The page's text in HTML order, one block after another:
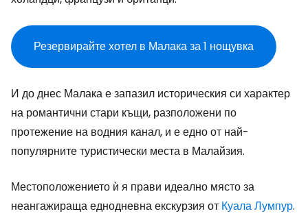
Резервирайте хотел в Малака за 1 нощувка
И до днес Малака е запазил историческия си характер
на романтични стари къщи, разположени по
протежение на водния канал, и е едно от най-
популярните туристически места в Малайзия.
Местоположението ѝ я прави идеално място за
неангажираща еднодневна екскурзия от Куала Лумпур.